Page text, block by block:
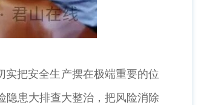
把安全生产摆在极端重要的位
隐患大排查大整治，把风险消除